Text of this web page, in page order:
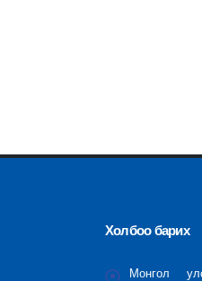
Холбоо барих
Монгол